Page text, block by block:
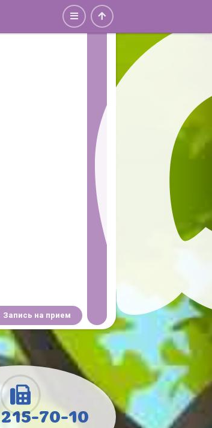
Запись на прием
215-70-10